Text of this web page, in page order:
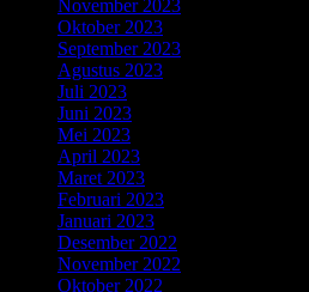
November 2023
Oktober 2023
September 2023
Agustus 2023
Juli 2023
Juni 2023
Mei 2023
April 2023
Maret 2023
Februari 2023
Januari 2023
Desember 2022
November 2022
Oktober 2022